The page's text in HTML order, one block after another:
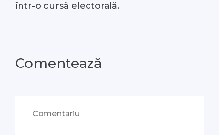
într-o cursă electorală.
Comentează